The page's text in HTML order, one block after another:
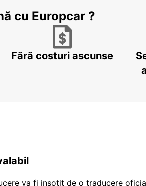
cu Europcar ?
Fără costuri ascunse
va fi insoțit de o traducere